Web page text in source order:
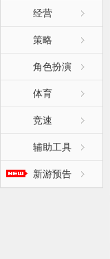
经营
策略
角色扮演
体育
竞速
辅助工具
新游预告